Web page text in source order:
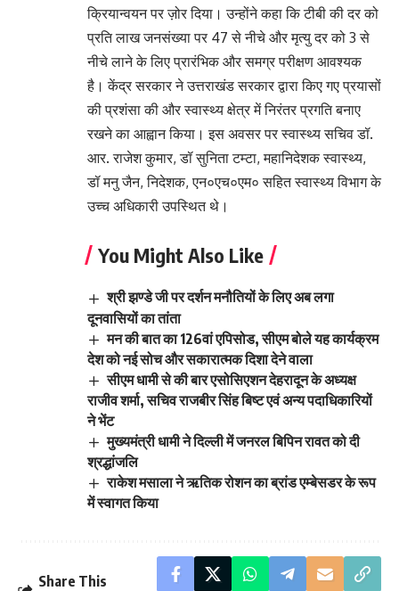
क्रियान्वयन पर ज़ोर दिया। उन्होंने कहा कि टीबी की दर को
प्रति लाख जनसंख्या पर 47 से नीचे और मृत्यु दर को 3 से
नीचे लाने के लिए प्रारंभिक और समग्र परीक्षण आवश्यक
है। केंद्र सरकार ने उत्तराखंड सरकार द्वारा किए गए प्रयासों
की प्रशंसा की और स्वास्थ्य क्षेत्र में निरंतर प्रगति बनाए
रखने का आह्वान किया। इस अवसर पर स्वास्थ्य सचिव डॉ.
आर. राजेश कुमार, डॉ सुनिता टम्टा, महानिदेशक स्वास्थ्य,
डॉ मनु जैन, निदेशक, एन०एच०एम० सहित स्वास्थ्य विभाग के
उच्च अधिकारी उपस्थित थे।
You Might Also Like
श्री झण्डे जी पर दर्शन मनौतियों के लिए अब लगा
दूनवासियों का तांता
मन की बात का 126वां एपिसोड, सीएम बोले यह कार्यक्रम
देश को नई सोच और सकारात्मक दिशा देने वाला
सीएम धामी से की बार एसोसिएशन देहरादून के अध्यक्ष
राजीव शर्मा, सचिव राजबीर सिंह बिष्ट एवं अन्य पदाधिकारियों
ने भेंट
मुख्यमंत्री धामी ने दिल्ली में जनरल बिपिन रावत को दी
श्रद्धांजलि
राकेश मसाला ने ऋतिक रोशन का ब्रांड एम्बेसडर के रूप
में स्वागत किया
Share This